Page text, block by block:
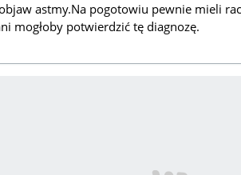
astmy.Na pogotowiu pewnie mieli
mogłoby potwierdzić tę diagnozę.